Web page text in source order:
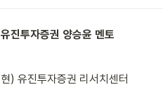
유진투자증권 양승윤 멘토
현) 유진투자증권 리서치센터